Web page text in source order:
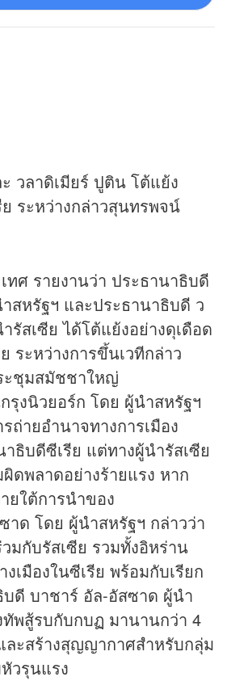
วลาดิเมียร์ ปูติน โต้แย้ง
ระหว่างกล่าวสุนทรพจน์
ทศ รายงานว่า ประธานาธิบดี
สหรัฐฯ และประธานาธิบดี ว
รัสเซีย ได้โต้แย้งอย่างดุเดือด
ระหว่างการขึ้นเวทีกล่าว
ชุมสมัชชาใหญ่
รุงนิวยอร์ก โดย ผู้นำสหรัฐฯ
ถ่ายอำนาจทางการเมือง
ธิบดีซีเรีย แต่ทางผู้นำรัสเซีย
ดพลาดอย่างร้ายแรง หาก
ยใต้การนำของ
าด โดย ผู้นำสหรัฐฯ กล่าวว่า
มกับรัสเซีย รวมทั้งอิหร่าน
เมืองในซีเรีย พร้อมกับเรียก
บดี บาชาร์ อัล-อัสซาด ผู้นำ
ทัพสู้รบกับกบฏ มานานกว่า 4
ะสร้างสุญญากาศสำหรับกลุ่ม
วรุนแรง